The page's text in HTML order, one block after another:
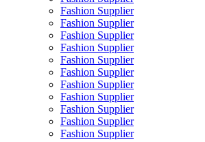
Fashion Supplier
Fashion Supplier
Fashion Supplier
Fashion Supplier
Fashion Supplier
Fashion Supplier
Fashion Supplier
Fashion Supplier
Fashion Supplier
Fashion Supplier
Fashion Supplier